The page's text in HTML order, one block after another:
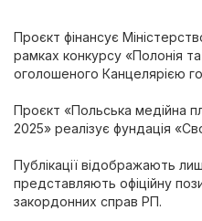
Проєкт фінансує
рамках конкурсу «Полонія
оголошеного Канцелярією
Проєкт «Польська медійна
2025» реалізує фундація
Публікації відображають
представляють офіційну
закордонних справ РП.